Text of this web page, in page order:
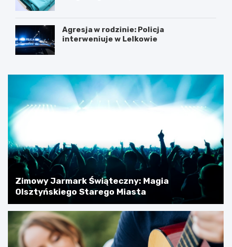
Agresja w rodzinie: Policja
interweniuje w Lelkowie
Zimowy Jarmark Świąteczny: Magia
Olsztyńskiego Starego Miasta